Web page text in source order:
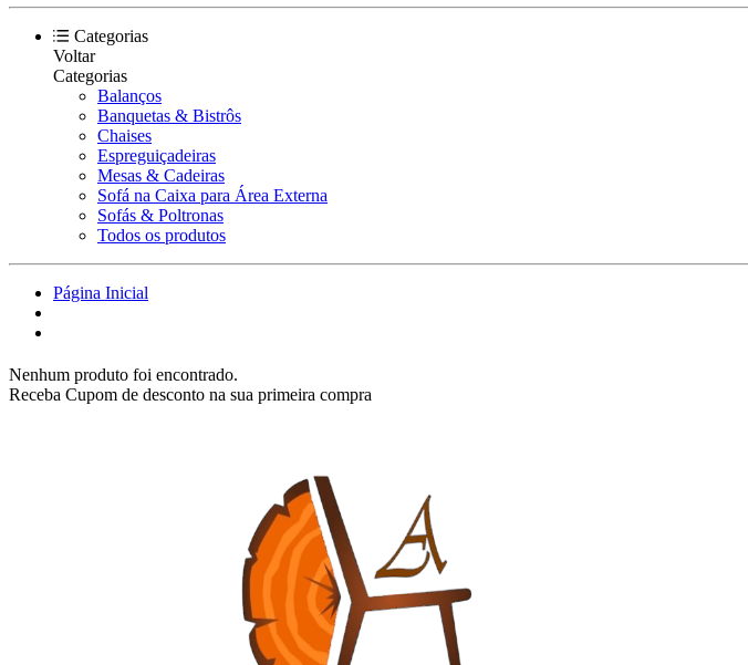
Categorias
Voltar
Categorias
Balanços
Banquetas & Bistrôs
Chaises
Espreguiçadeiras
Mesas & Cadeiras
Sofá na Caixa para Área Externa
Sofás & Poltronas
Todos os produtos
Página Inicial
Nenhum produto foi encontrado.
Receba Cupom de desconto na sua primeira compra